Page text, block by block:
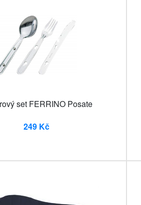
set FERRINO Posate
249 Kč